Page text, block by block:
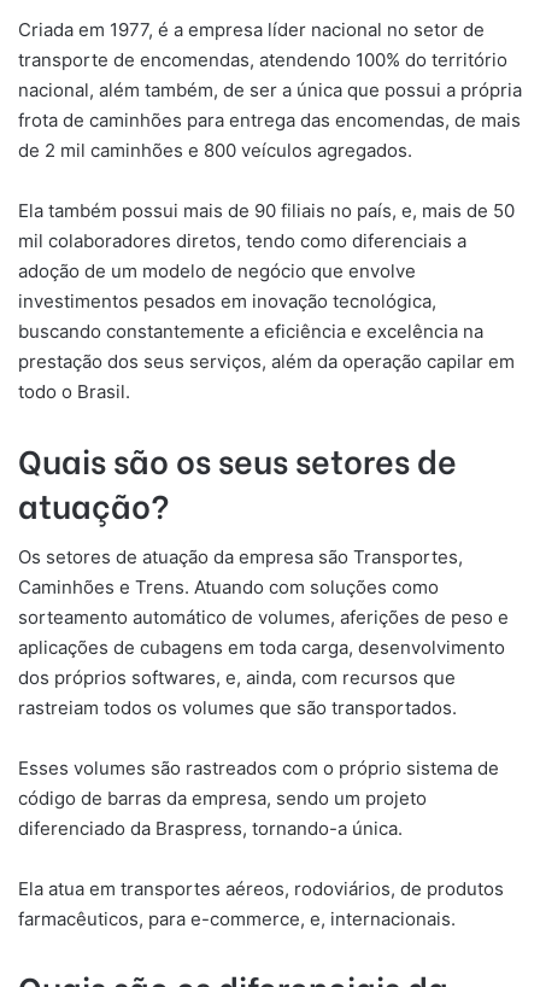
Criada em 1977, é a empresa líder nacional no setor de
transporte de encomendas, atendendo 100% do território
nacional, além também, de ser a única que possui a própria
frota de caminhões para entrega das encomendas, de mais
de 2 mil caminhões e 800 veículos agregados.
Ela também possui mais de 90 filiais no país, e, mais de 50
mil colaboradores diretos, tendo como diferenciais a
adoção de um modelo de negócio que envolve
investimentos pesados em inovação tecnológica,
buscando constantemente a eficiência e excelência na
prestação dos seus serviços, além da operação capilar em
todo o Brasil.
Quais são os seus setores de
atuação?
Os setores de atuação da empresa são Transportes,
Caminhões e Trens. Atuando com soluções como
sorteamento automático de volumes, aferições de peso e
aplicações de cubagens em toda carga, desenvolvimento
dos próprios softwares, e, ainda, com recursos que
rastreiam todos os volumes que são transportados.
Esses volumes são rastreados com o próprio sistema de
código de barras da empresa, sendo um projeto
diferenciado da Braspress, tornando-a única.
Ela atua em transportes aéreos, rodoviários, de produtos
farmacêuticos, para e-commerce, e, internacionais.